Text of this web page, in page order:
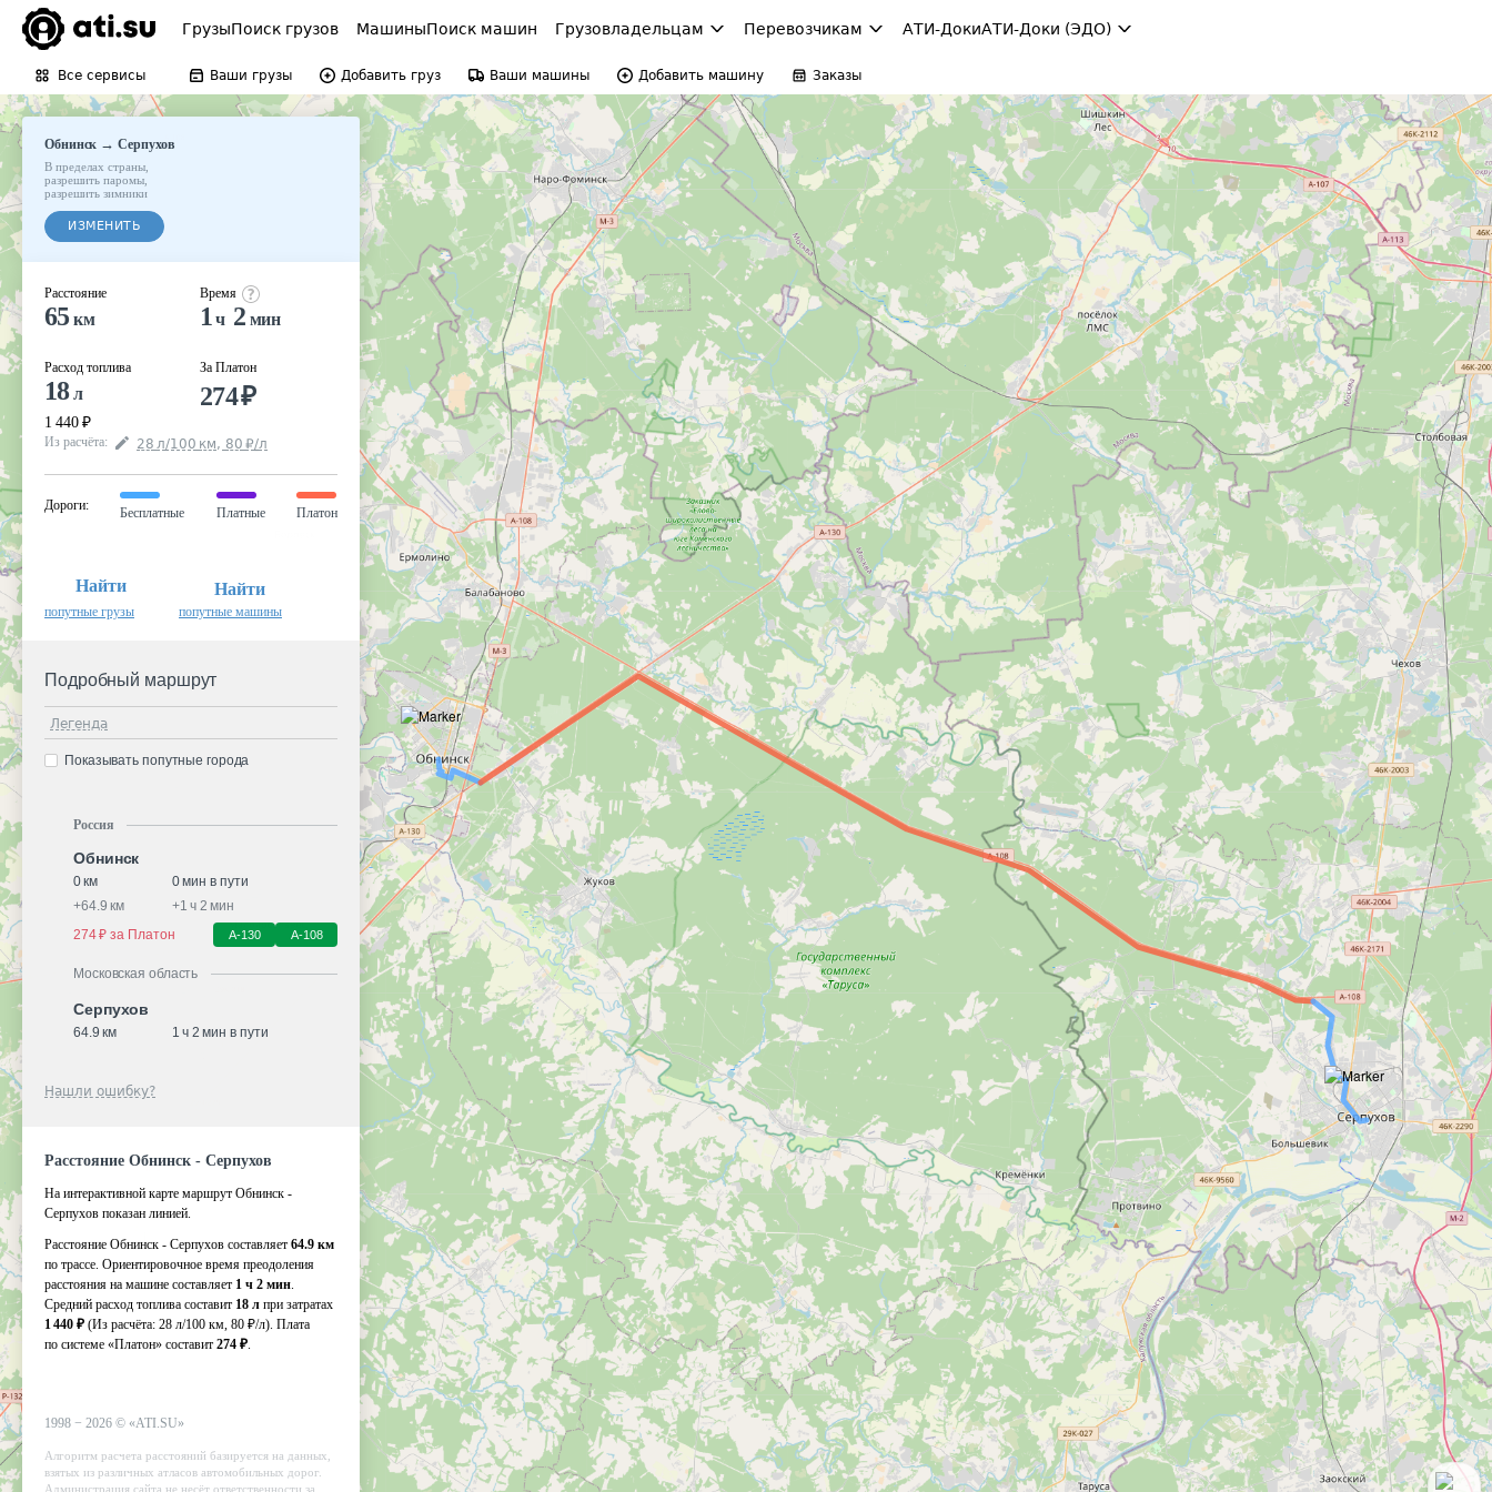
ГрузыПоиск грузов МашиныПоиск машин Грузовладельцам Перевозчикам АТИ-ДокиАТИ-Доки (ЭДО)
Все сервисы Ваши грузы Добавить груз Ваши машины Добавить машину Заказы
Обнинск →Серпухов
В пределах страны
разрешить паромы
разрешить зимники
ИЗМЕНИТЬ
Расстояние
65 км
Расход топлива
18л
1 440 ₽
Время
1 ч 2 мин
За Платон
274₽
Из расчёта: 28 л/100 км, 80 ₽/л
Дороги:
Бесплатные Платные Платон
Найти
попутные грузы
Найти
попутные машины
Подробный маршрут
Легенда
Показывать попутные города
Россия
Обнинск
0 км
0 мин в пути
+64.9 км +1 ч 2 мин
274 ₽ за Платон
А-130 А-108
Московская область
Серпухов
64.9 км 1 ч 2 мин в пути
Нашли ошибку?
Расстояние Обнинск - Серпухов
На интерактивной карте маршрут Обнинск -
Серпухов показан линией.
Расстояние Обнинск - Серпухов составляет 64.9 км
по трассе. Ориентировочное время преодоления
расстояния на машине составляет 1 ч 2 мин.
Средний расход топлива составит 18 л при затратах
1 440 ₽ (Из расчёта: 28 л/100 км, 80 ₽/л). Плата
по системе «Платон» составит 274 ₽.
1998 − 2026 © «ATI.SU»
Алгоритм расчета расстояний базируется на данных,
взятых из различных атласов автомобильных дорог.
Администрация сайта не несёт ответственности за